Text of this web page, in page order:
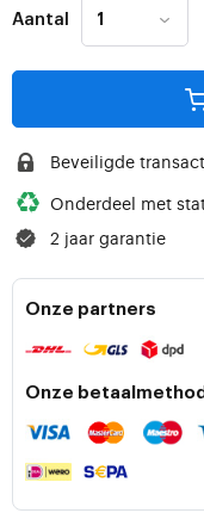
Aantal
Beveiligde
Onderdeel met
2 jaar garantie
Onze partners
Onze